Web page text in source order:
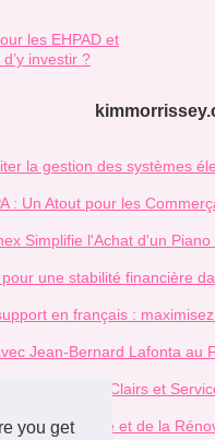
you get
les EHPAD et
investir ?
la gestion des systèmes
: Un Atout pour les
Simplifie l'Achat d'un
pour une stabilité financière
en français :
Jean-Bernard Lafonta au
: Prix Clairs et
la Menuiserie et de la